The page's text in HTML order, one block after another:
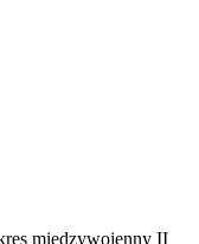
międzywojenny II